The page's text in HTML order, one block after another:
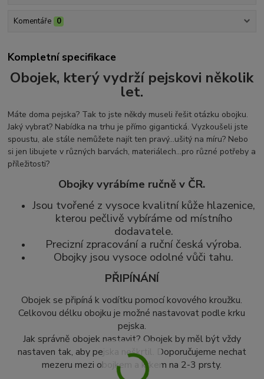
Komentáře 0
Kompletní specifikace
Obojek, který vydrží pejskovi několik
let.
Máte doma pejska? Tak to jste někdy museli řešit otázku obojku.
Jaký vybrat? Nabídka na trhu je přímo gigantická. Vyzkoušeli jste
spoustu, ale stále nemůžete najít ten pravý...ušitý na míru? Nebo
si jen libujete v různých barvách, materiálech...pro různé potřeby a
příležitosti?
Obojky vyrábíme ručně v ČR.
Jsou tvořené z vysoce kvalitní kůže hlazenice,
kterou pečlivě vybíráme od místního
dodavatele.
Precizní zpracování a ruční česká výroba.
Obojky jsou vysoce odolné vůči tahu.
PŘIPÍNÁNÍ
Obojek se připíná k vodítku pomocí kovového kroužku.
Celkovou délku obojku je možné nastavovat podle krku
pejska.
Jak správně obojek nastavit? Obojek by měl být vždy
nastaven tak, aby pejska neškrtil. Doporučujeme nechat
mezeru mezi obojkem a krkem na 2-3 prsty.